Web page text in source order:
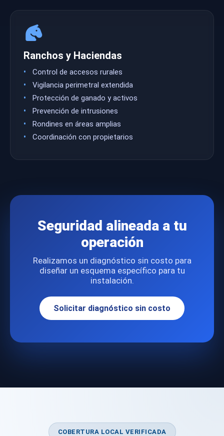
Ranchos y Haciendas
Control de accesos rurales
Vigilancia perimetral extendida
Protección de ganado y activos
Prevención de intrusiones
Rondines en áreas amplias
Coordinación con propietarios
Seguridad alineada a tu
operación
Realizamos un diagnóstico sin costo para
diseñar un esquema específico para tu
instalación.
Solicitar diagnóstico sin costo
COBERTURA LOCAL VERIFICADA